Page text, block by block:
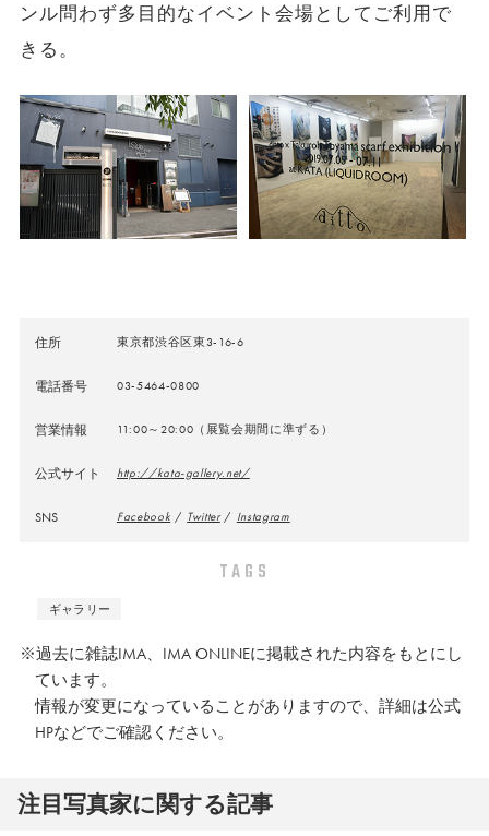
ンル問わず多目的なイベント会場としてご利用で
きる。
住所 東京都渋谷区東3-16-6
電話番号 03-5464-0800
営業情報 11:00～20:00（展覧会期間に準ずる）
公式サイト http://kata-gallery.net/
SNS Facebook / Twitter/ Instagram
TAGS
ギャラリー
※過去に雑誌IMA、IMA ONLINEに掲載された内容をもとにし
ています。
情報が変更になっていることがありますので、詳細は公式
HPなどでご確認ください。
注⽬写真家に関する記事